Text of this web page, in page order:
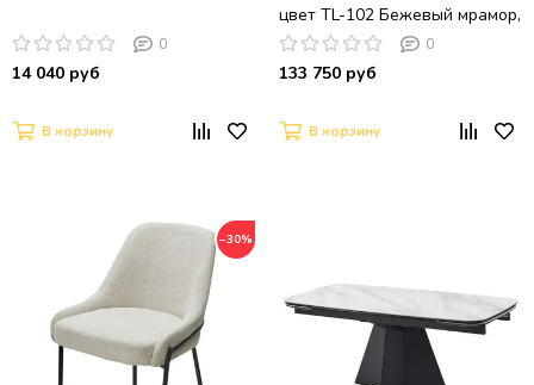
0
14 040 руб
В корзину
цвет TL-102 Бежевый мрамор,
испанск. керамика / Темно-
серый каркас, ®DISAUR
0
133 750 руб
В корзину
−30%